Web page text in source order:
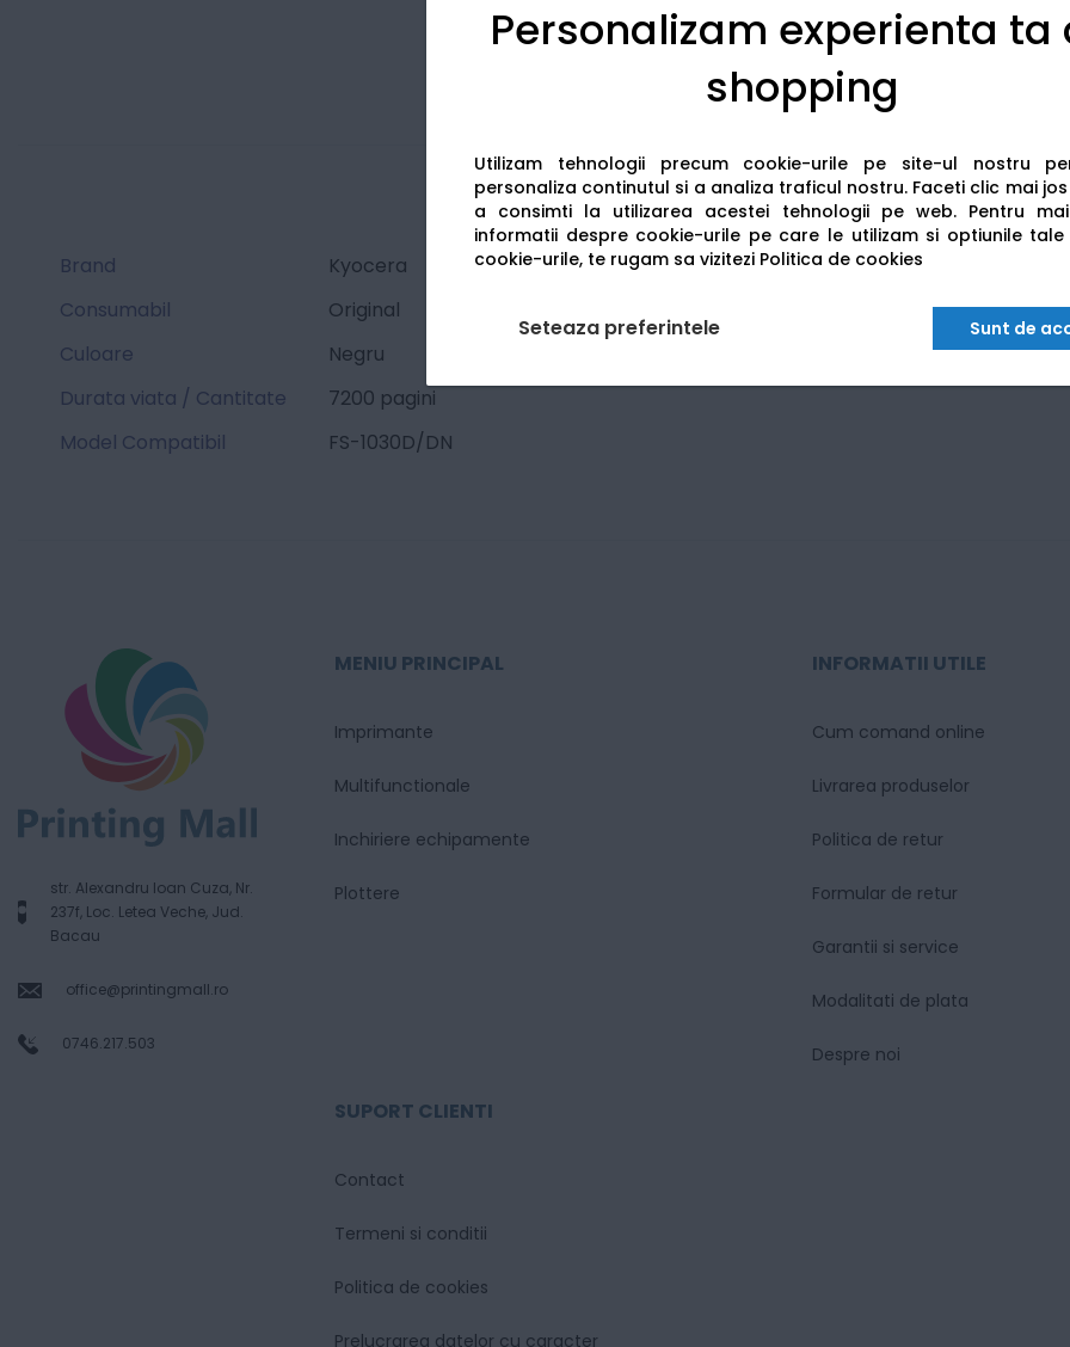
Personalizam experienta ta
shopping
Utilizam tehnologii precum cookie-urile pe site-ul nostru
personaliza continutul si a analiza traficul nostru. Faceti clic mai
a consimti la utilizarea acestei tehnologii pe web. Pentru
informatii despre cookie-urile pe care le utilizam si optiunile tale
cookie-urile, te rugam sa vizitezi Politica de cookies
Seteaza preferintele Sunt de
Detalii tehnice
Brand
Kyocera
Consumabil
Original
Culoare
Negru
Durata viata / Cantitate
7200 pagini
Model Compatibil
FS-1030D/DN
Recenzii
str. Alexandru Ioan Cuza, Nr.
237f, Loc. Letea Veche, Jud.
Bacau
office@printingmall.ro
0746.217.503
MENIU PRINCIPAL
Imprimante
Multifunctionale
Inchiriere echipamente
Plottere
INFORMATII UTILE
Cum comand online
Livrarea produselor
Politica de retur
Formular de retur
Garantii si service
Modalitati de plata
Despre noi
SUPORT CLIENTI
Contact
Termeni si conditii
Politica de cookies
Prelucrarea datelor cu caracter